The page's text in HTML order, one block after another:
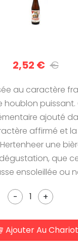
2,52 € €
au caractère
houblon
ajouté
affirmé et
une
que
ensoleillée ou
- +
Ajouter Au Chariot